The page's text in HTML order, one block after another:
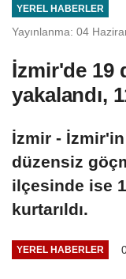
YEREL HABERLER
Yayınlanma: 04
İzmir'de 19
yakalandı,
İzmir -
düzensiz
ilçesinde ise
kurtarıldı.
YEREL HABERLER